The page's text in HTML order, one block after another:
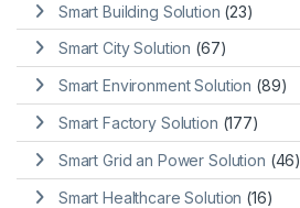
Smart Building Solution (23)
Smart City Solution (67)
Smart Environment Solution (89)
Smart Factory Solution (177)
Smart Grid an Power Solution (46)
Smart Healthcare Solution (16)